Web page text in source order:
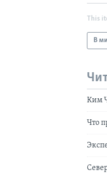
This
В
Ким
Что